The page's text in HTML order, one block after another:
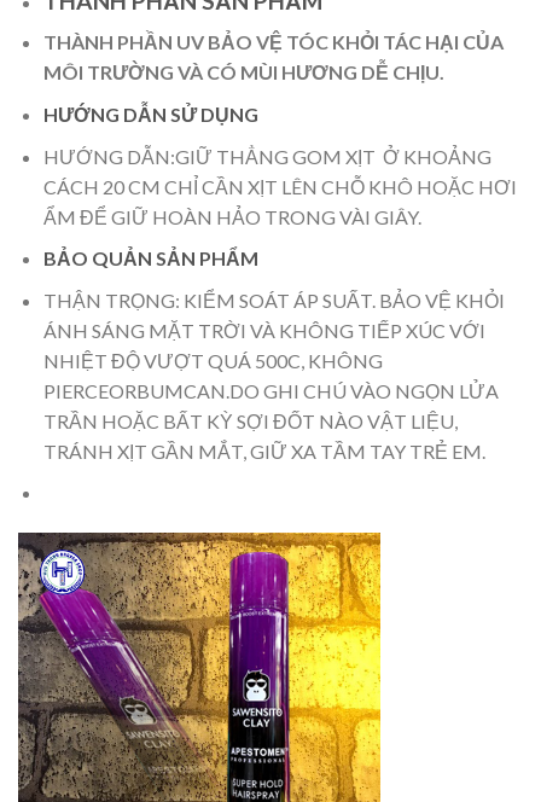
THÀNH PHẦN UV BẢO VỆ TÓC KHỎI TÁC HẠI CỦA
MÔI TRƯỜNG VÀ CÓ MÙI HƯƠNG DỄ CHỊU.
HƯỚNG DẪN SỬ DỤNG
HƯỚNG DẪN:GIỮ THẲNG GOM XỊT Ở KHOẢNG
CÁCH 20 CM CHỈ CẦN XỊT LÊN CHỖ KHÔ HOẶC HƠI
ẨM ĐỂ GIỮ HOÀN HẢO TRONG VÀI GIÂY.
BẢO QUẢN SẢN PHẨM
THẬN TRỌNG: KIỂM SOÁT ÁP SUẤT. BẢO VỆ KHỎI
ÁNH SÁNG MẶT TRỜI VÀ KHÔNG TIẾP XÚC VỚI
NHIỆT ĐỘ VƯỢT QUÁ 500C, KHÔNG
PIERCEORBUMCAN.DO GHI CHÚ VÀO NGỌN LỬA
TRẦN HOẶC BẤT KỲ SỢI ĐỐT NÀO VẬT LIỆU,
TRÁNH XỊT GẦN MẮT, GIỮ XA TẦM TAY TRẺ EM.